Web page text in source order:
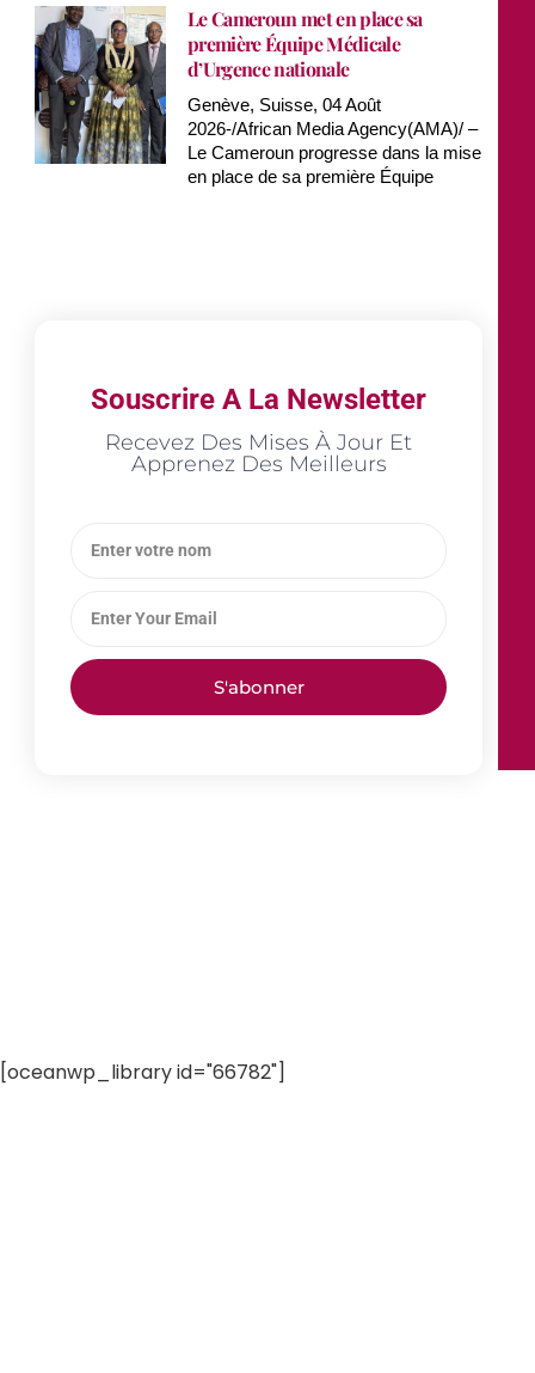
Le Cameroun met en place sa
première Équipe Médicale
d’Urgence nationale
Genève, Suisse, 04 Août
2026-/African Media Agency(AMA)/ –
Le Cameroun progresse dans la mise
en place de sa première Équipe
Souscrire A La Newsletter
Recevez Des Mises À Jour Et
Apprenez Des Meilleurs
S'abonner
[oceanwp_library id="66782"]